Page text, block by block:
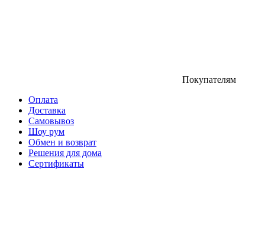
Покупателям
Оплата
Доставка
Самовывоз
Шоу рум
Обмен и возврат
Решения для дома
Сертификаты